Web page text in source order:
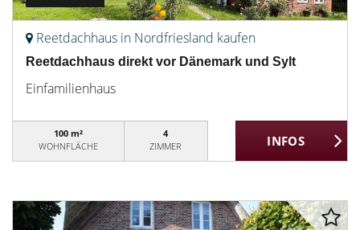
Reetdachhaus in Nordfriesland kaufen
Reetdachhaus direkt vor Dänemark und Sylt
Einfamilienhaus
100 m²
WOHNFLÄCHE
4
ZIMMER